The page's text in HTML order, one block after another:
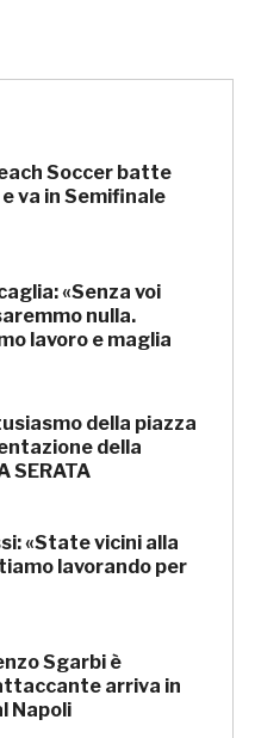
Soccer batte
va in Semifinale
«Senza voi
nulla.
lavoro e maglia
della piazza
della
SERATA
«State vicini alla
lavorando per
Sgarbi è
arriva in
Napoli